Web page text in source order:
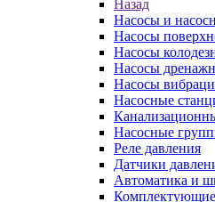
Назад
Насосы и
Насосы
Насосы
Насосы
Насосы
Насосные
Насосные
Реле давления
Датчики
Автоматика и
Комплектующие